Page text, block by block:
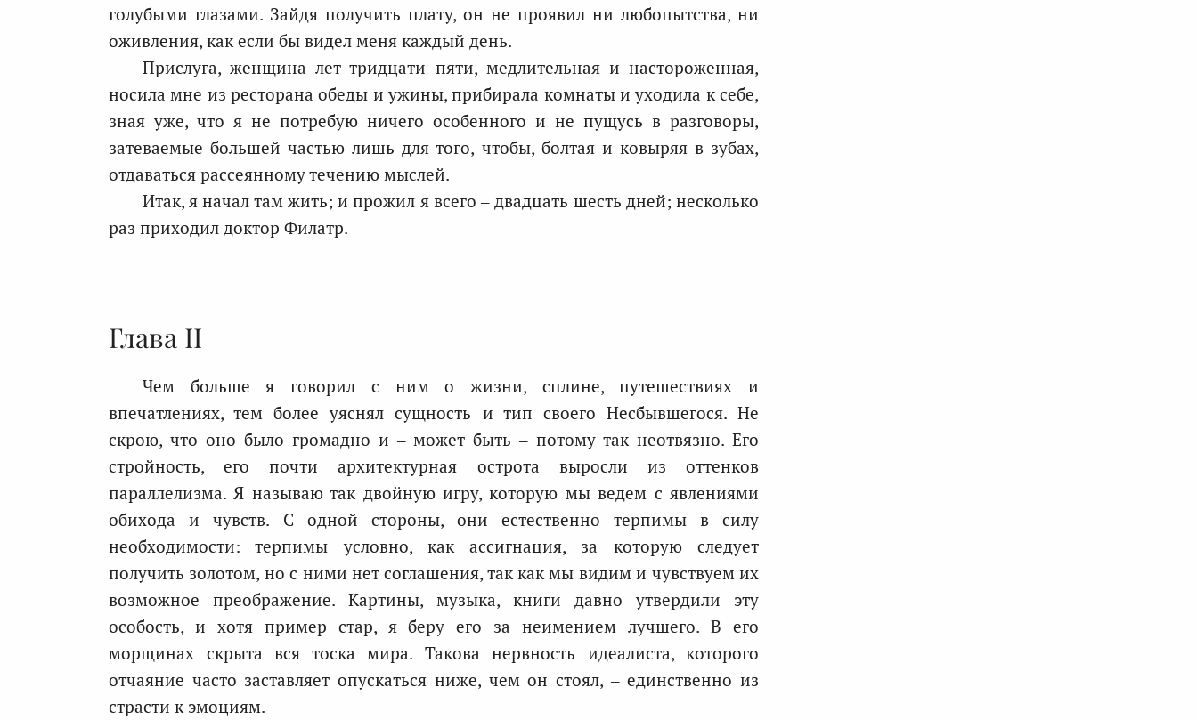
голубыми глазами. Зайдя получить плату, он не проявил ни любопытства, ни
оживления, как если бы видел меня каждый день.
Прислуга, женщина лет тридцати пяти, медлительная и настороженная,
носила мне из ресторана обеды и ужины, прибирала комнаты и уходила к себе,
зная уже, что я не потребую ничего особенного и не пущусь в разговоры,
затеваемые большей частью лишь для того, чтобы, болтая и ковыряя в зубах,
отдаваться рассеянному течению мыслей.
Итак, я начал там жить; и прожил я всего – двадцать шесть дней; несколько
раз приходил доктор Филатр.
Глава II
Чем больше я говорил с ним о жизни, сплине, путешествиях и
впечатлениях, тем более уяснял сущность и тип своего Несбывшегося. Не
скрою, что оно было громадно и – может быть – потому так неотвязно. Его
стройность, его почти архитектурная острота выросли из оттенков
параллелизма. Я называю так двойную игру, которую мы ведем с явлениями
обихода и чувств. С одной стороны, они естественно терпимы в силу
необходимости: терпимы условно, как ассигнация, за которую следует
получить золотом, но с ними нет соглашения, так как мы видим и чувствуем их
возможное преображение. Картины, музыка, книги давно утвердили эту
особость, и хотя пример стар, я беру его за неимением лучшего. В его
морщинах скрыта вся тоска мира. Такова нервность идеалиста, которого
отчаяние часто заставляет опускаться ниже, чем он стоял, – единственно из
страсти к эмоциям.